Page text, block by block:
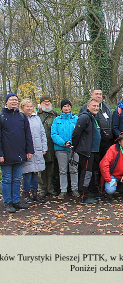
Turystyki Pieszej PTTK, w
Poniżej